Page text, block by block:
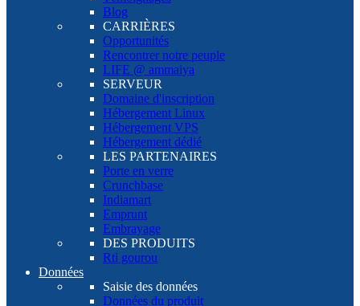
Blog
CARRIÈRES
Opportunités
Rencontrer notre peuple
LIFE @ ammaiya
SERVEUR
Domaine d'inscription
Hébergement Linux
Hébergement VPS
Hébergement dédié
LES PARTENAIRES
Porte en verre
Crunchbase
Indiamart
Emprunt
Embrayage
DES PRODUITS
Rti gourou
Données
Saisie des données
Données du produit